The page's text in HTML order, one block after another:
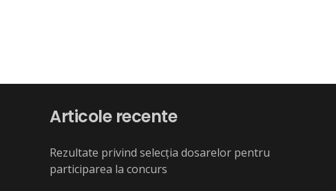
Articole recente
Rezultate privind selecția dosarelor pentru
participarea la concurs